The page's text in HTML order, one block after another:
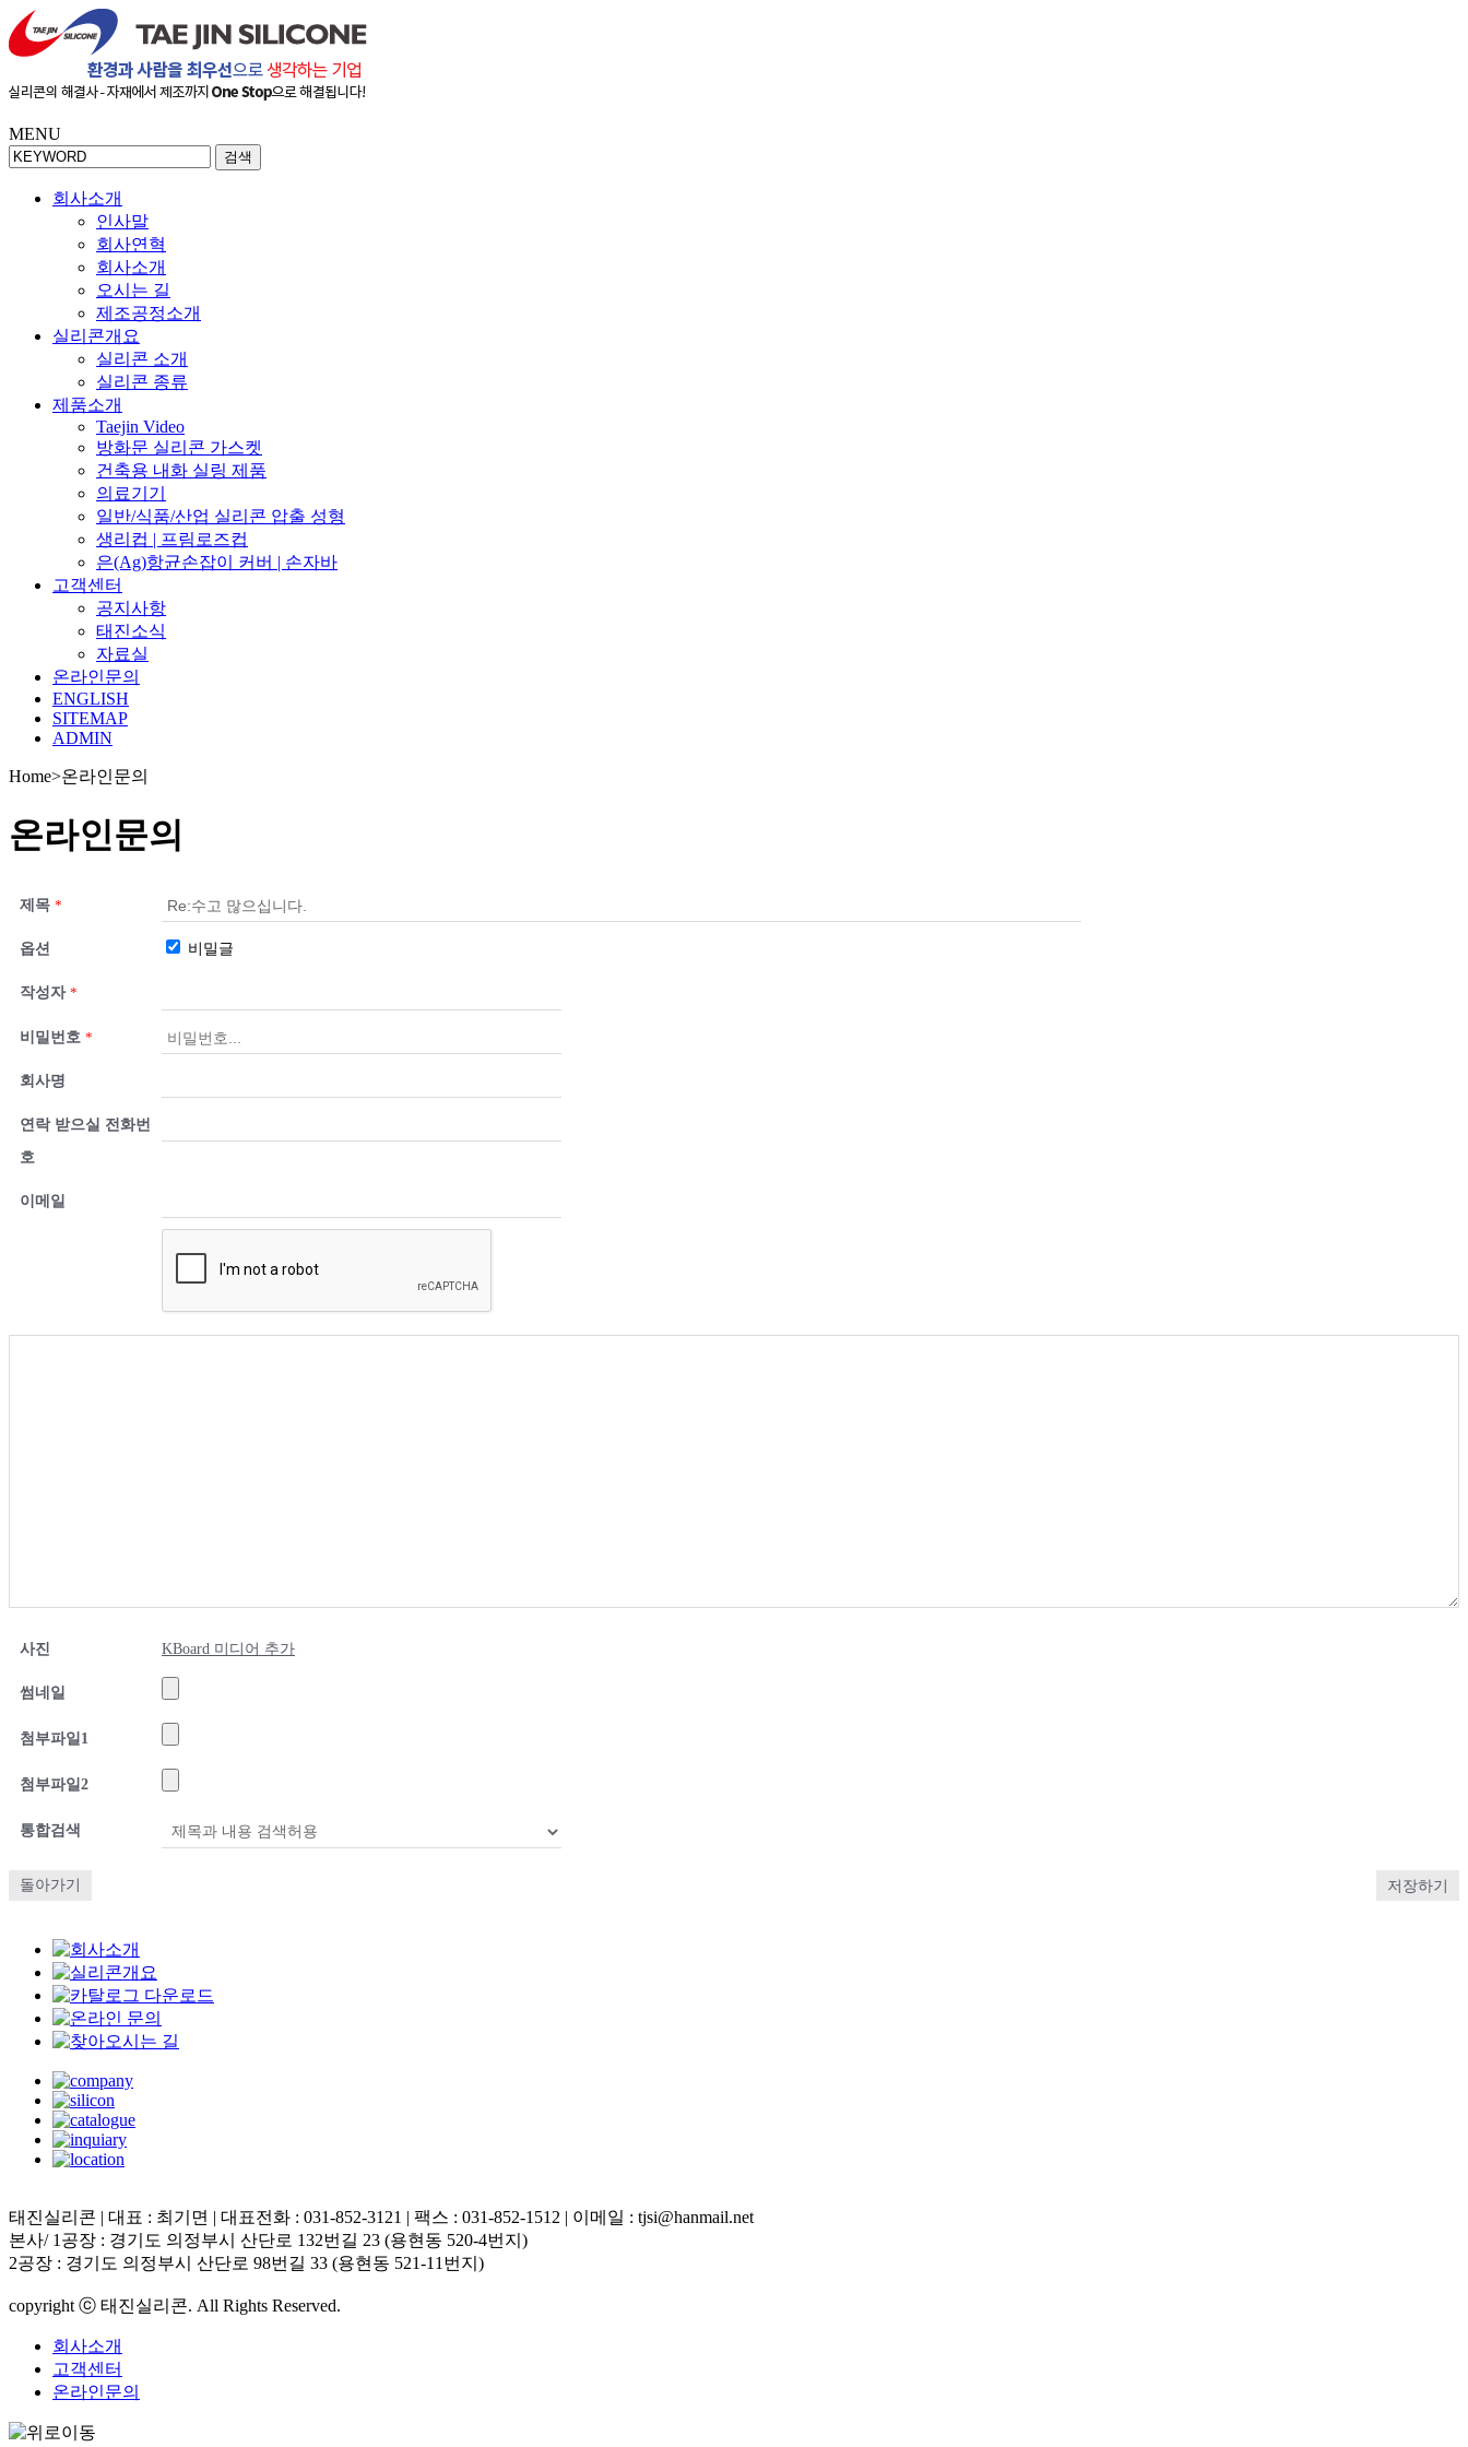
MENU
검색
회사소개
인사말
회사연혁
회사소개
오시는 길
제조공정소개
실리콘개요
실리콘 소개
실리콘 종류
제품소개
Taejin Video
방화문 실리콘 가스켓
건축용 내화 실링 제품
의료기기
일반/식품/산업 실리콘 압출 성형
생리컵 | 프림로즈컵
은(Ag)항균손잡이 커버 | 손자바
고객센터
공지사항
태진소식
자료실
온라인문의
ENGLISH
SITEMAP
ADMIN
Home>온라인문의
온라인문의
태진실리콘 | 대표 : 최기면 | 대표전화 : 031-852-3121 | 팩스 : 031-852-1512 | 이메일 : tjsi@hanmail.net
본사/ 1공장 : 경기도 의정부시 산단로 132번길 23 (용현동 520-4번지)
2공장 : 경기도 의정부시 산단로 98번길 33 (용현동 521-11번지)
copyright ⓒ 태진실리콘. All Rights Reserved.
회사소개
고객센터
온라인문의